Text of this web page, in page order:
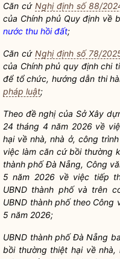
Căn cứNghị định số 88/
của Chính phủ Quy định về
nước thu hồi đất;
Căn cứNghị định số 78/
của Chính phủ quy định chi
để tổ chức, hướng dẫn thi
pháp luật;
Theo đề nghị của Sở Xây
24 tháng 4 năm 2026 về
hại về nhà, nhà ở, công
việc làm căn cứ bồi thường
thành phố Đà Nẵng, Công
5 năm 2026 về việc tiếp
UBND thành phố và trên
UBND thành phố theo
5 năm 2026;
UBND thành phố Đà Nẵng
bồi thường thiệt hại về